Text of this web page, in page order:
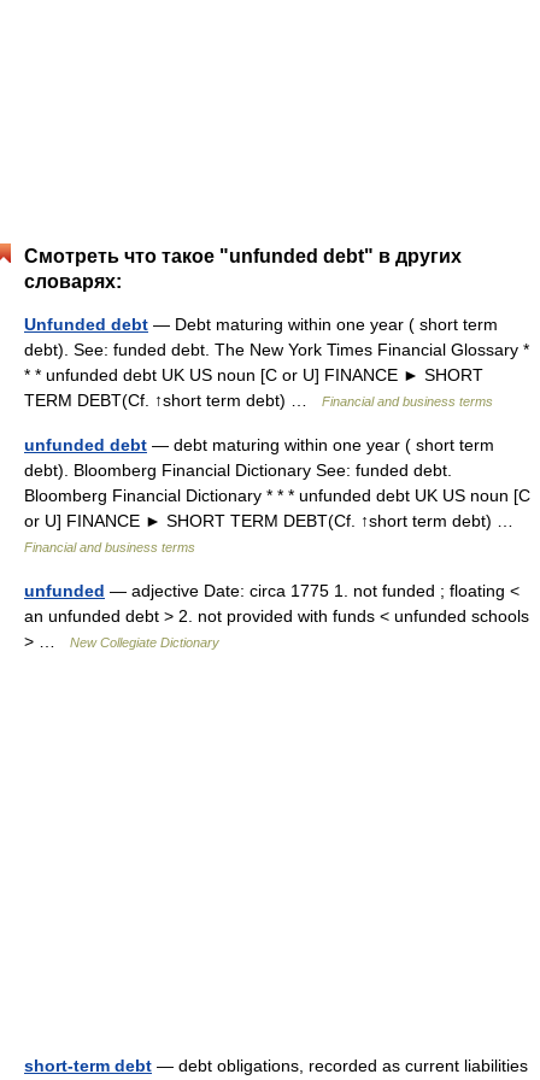
Смотреть что такое "unfunded debt" в других
словарях:
Unfunded debt — Debt maturing within one year ( short term
debt). See: funded debt. The New York Times Financial Glossary *
* * unfunded debt UK US noun [C or U] FINANCE ► SHORT
TERM DEBT(Cf. ↑short term debt) …
Financial and business terms
unfunded debt — debt maturing within one year ( short term
debt). Bloomberg Financial Dictionary See: funded debt.
Bloomberg Financial Dictionary * * * unfunded debt UK US noun [C
or U] FINANCE ► SHORT TERM DEBT(Cf. ↑short term debt) …
Financial and business terms
unfunded — adjective Date: circa 1775 1. not funded ; floating <
an unfunded debt > 2. not provided with funds < unfunded schools
> …
New Collegiate Dictionary
short-term debt — debt obligations, recorded as current liabilities